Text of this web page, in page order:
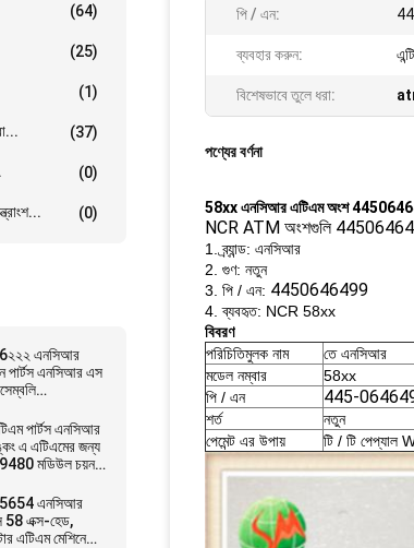
(64)
(25)
(1)
(37)
(0)
(0)
এনসিআর
পার্টস এনসিআর এস
পার্টস এনসিআর
এ এটিএমের জন্য
মডিউল চয়ন
এনসিআর
58 এক্স-হেড,
এটিএম মেশিনে
পি / এন:
ব্যবহার করুন:
বিশেষভাবে তুলে ধরা:
পণ্যের বর্ণনা
58xx এনসিআর এটিএম অংশ
NCR ATM অংশগুলি
1. ব্র্যান্ড: এনসিআর
2. গুণ: নতুন
3. পি / এন: 4450646499
4. ব্যবহৃত: NCR 58xx
বিবরণ
পরিচিতিমুলক নাম
তে এনসিআর
মডেল নম্বার
58xx
পি / এন
445-
শর্ত
নতুন
পেমেন্ট এর উপায়
টি / টি পেপ্যাল